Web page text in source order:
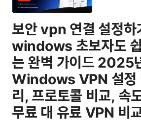
보안 vpn 연결 설정하
windows 초보자도
는 완벽 가이드 2025
Windows VPN 설정
리, 프로토콜 비교, 속
무료 대 유료 VPN 비